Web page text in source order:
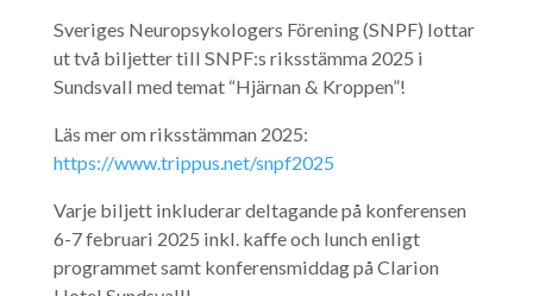
Sveriges Neuropsykologers Förening (SNPF) lottar
ut två biljetter till SNPF:s riksstämma 2025 i
Sundsvall med temat “Hjärnan & Kroppen”!
Läs mer om riksstämman 2025:
https://www.trippus.net/snpf2025
Varje biljett inkluderar deltagande på konferensen
6-7 februari 2025 inkl. kaffe och lunch enligt
programmet samt konferensmiddag på Clarion